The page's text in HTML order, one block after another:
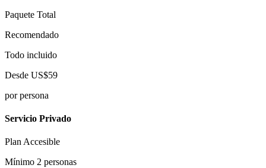
Paquete Total
Recomendado
Todo incluido
Desde US$59
por persona
Servicio Privado
Plan Accesible
Mínimo 2 personas